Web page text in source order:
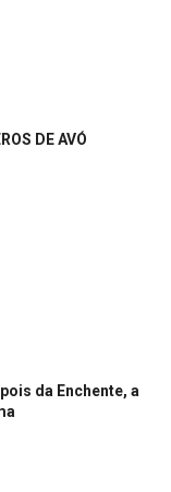
DE AVÓ
da Enchente, a